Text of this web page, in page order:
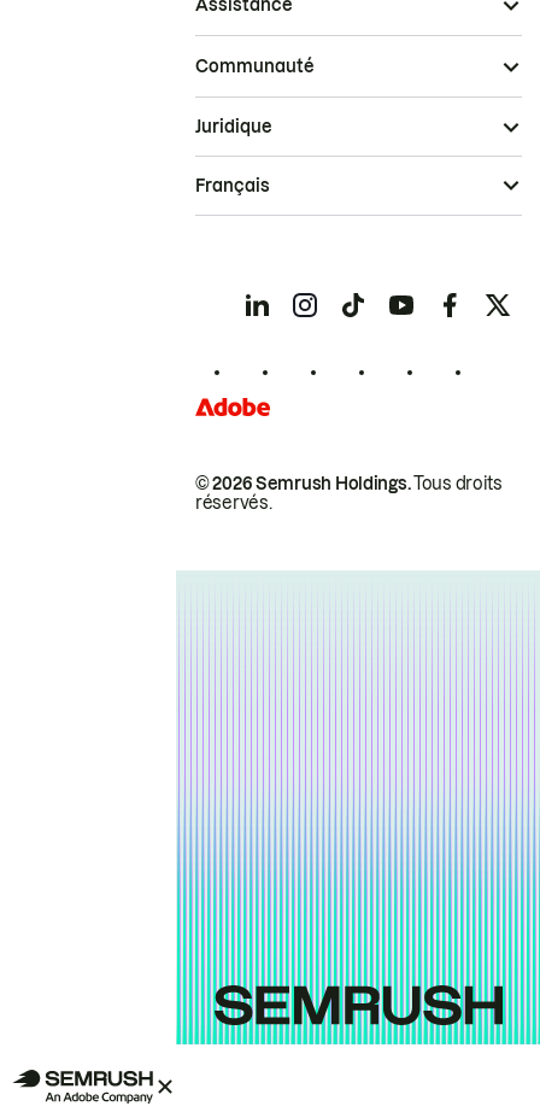
Assistance
Communauté
© 2026 Semrush Holdings.Tous droits
réservés.
Juridique
Français